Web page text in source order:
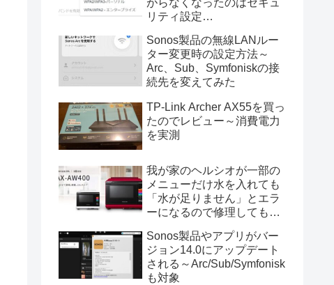
リティ設定
Sonos製品の無線LANルー
ター変更時の設定方法～
Arc、Sub、Symfoniskの接
続先を変えてみた
TP-Link Archer AX55を買っ
たのでレビュー～消費電力
を実測
我が家のヘルシオが一部の
メニューだけ水を入れても
「水が足りません」とエラ
ーになるので修理してもら
Sonos製品やアプリがバー
ジョン14.0にアップデート
される～Arc/Sub/Symfonisk
も対象